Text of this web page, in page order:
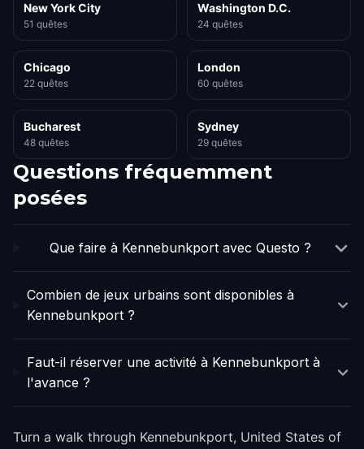
New York City
51 quêtes
Washington D.C.
24 quêtes
Chicago
22 quêtes
London
60 quêtes
Bucharest
48 quêtes
Sydney
29 quêtes
Questions fréquemment
posées
Que faire à Kennebunkport avec Questo ?
Combien de jeux urbains sont disponibles à
Kennebunkport ?
Faut-il réserver une activité à Kennebunkport à
l'avance ?
Turn a walk through Kennebunkport, United States of